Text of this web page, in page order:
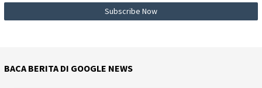
BACA BERITA DI GOOGLE NEWS